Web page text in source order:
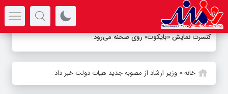
کنسرت نمایش «بایکوت» روی صحنه می‌رود
خانه» وزیر ارشاد از مصوبه جدید هیات دولت خبر داد